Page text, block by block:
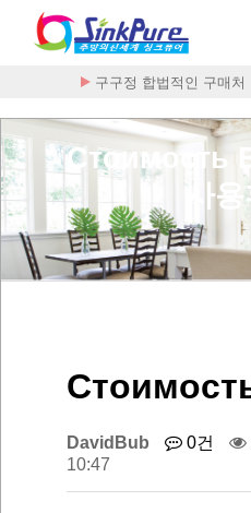
구구정 합법적인 구매처
Стоимость
사
DavidBub 0건
10:47